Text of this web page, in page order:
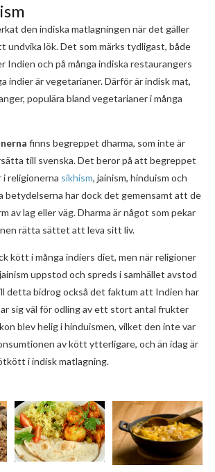
den indiska matlagningen när det gäller
undvika lök. Det som märks tydligast, både
Indien och på många indiska restaurangers
indier är vegetarianer. Därför är indisk mat,
populära bland vegetarianer i många
finns begreppet dharma, som inte är
till svenska. Det beror på att begreppet
i religionerna sikhism, jainism, hinduism och
betydelserna har dock det gemensamt att de
av lag eller väg. Dharma är något som pekar
rätta sättet att leva sitt liv.
kött i många indiers diet, men när religioner
uppstod och spreds i samhället avstod
detta bidrog också det faktum att Indien har
sig väl för odling av ett stort antal frukter
blev helig i hinduismen, vilket den inte var
av kött ytterligare, och än idag är
i indisk matlagning.